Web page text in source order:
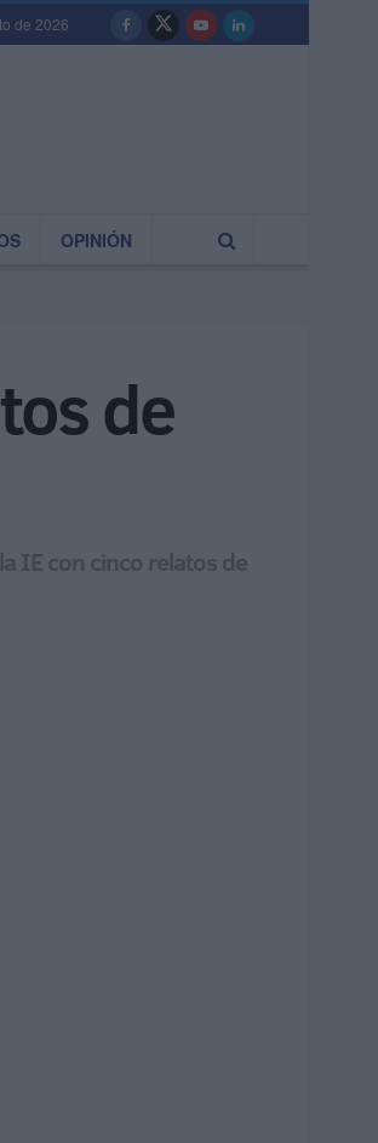
de 2026
OPINIÓN
de
IE con cinco relatos de